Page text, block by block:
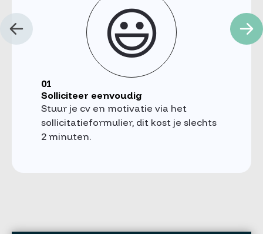
😃
01
Solliciteer eenvoudig
Stuur je cv en motivatie via het
sollicitatieformulier, dit kost je slechts
2 minuten.